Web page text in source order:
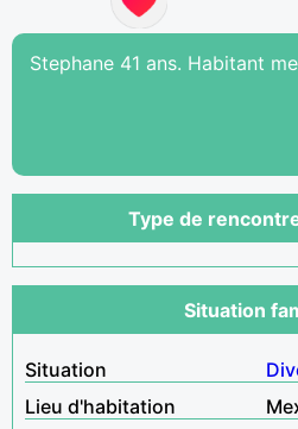
Stephane 41 ans. Habitant
Type de
Situation
Situation
Lieu d'habitation